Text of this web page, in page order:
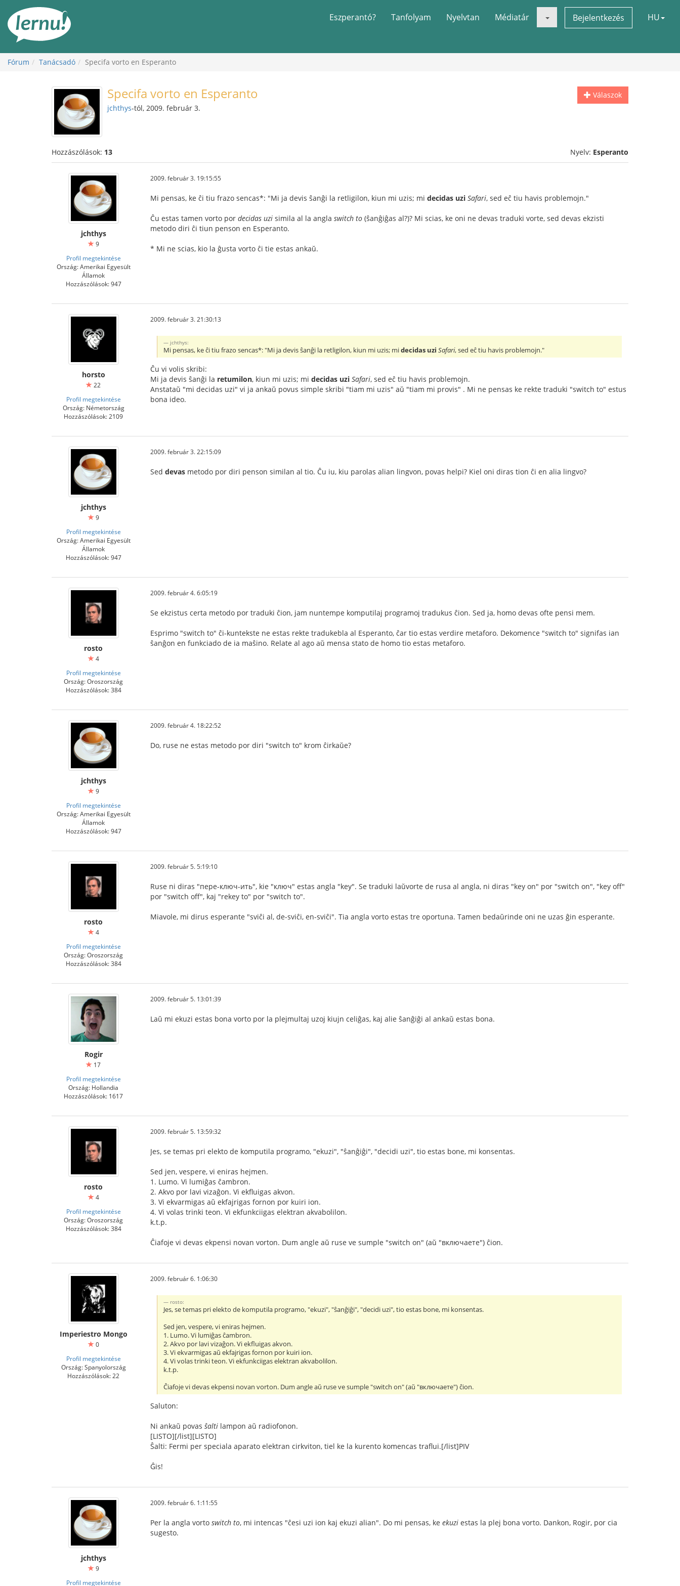
Eszperantó? Tanfolyam Nyelvtan Médiatár Bejelentkezés HU
Fórum Tanácsadó Specifa vorto en Esperanto
Válaszok
Specifa vorto en Esperanto
jchthys-tól, 2009. február 3.
Hozzászólások: 13 Nyelv: Esperanto
jchthys
9
Profil megtekintése
Ország: Amerikai Egyesült
Államok
Hozzászólások: 947
2009. február 3. 19:15:55
Mi pensas, ke ĉi tiu frazo sencas*: "Mi ja devis ŝanĝi la retligilon, kiun mi uzis; mi decidas uzi Safari, sed eĉ tiu havis problemojn."
Ĉu estas tamen vorto por decidas uzi simila al la angla switch to (ŝanĝiĝas al?)? Mi scias, ke oni ne devas traduki vorte, sed devas ekzisti
metodo diri ĉi tiun penson en Esperanto.
* Mi ne scias, kio la ĝusta vorto ĉi tie estas ankaŭ.
horsto
22
Profil megtekintése
Ország: Németország
Hozzászólások: 2109
2009. február 3. 21:30:13
jchthys:
Mi pensas, ke ĉi tiu frazo sencas*: "Mi ja devis ŝanĝi la retligilon, kiun mi uzis; midecidas uzi Safari, sed eĉ tiu havis problemojn."
Ĉu vi volis skribi:
Mi ja devis ŝanĝi la retumilon, kiun mi uzis; mi decidas uzi Safari, sed eĉ tiu havis problemojn.
Anstataŭ "mi decidas uzi" vi ja ankaŭ povus simple skribi "tiam mi uzis" aŭ "tiam mi provis" . Mi ne pensas ke rekte traduki "switch to" estus
bona ideo.
jchthys
9
Profil megtekintése
Ország: Amerikai Egyesült
Államok
Hozzászólások: 947
2009. február 3. 22:15:09
Sed devas metodo por diri penson similan al tio. Ĉu iu, kiu parolas alian lingvon, povas helpi? Kiel oni diras tion ĉi en alia lingvo?
rosto
4
Profil megtekintése
Ország: Oroszország
Hozzászólások: 384
2009. február 4. 6:05:19
Se ekzistus certa metodo por traduki ĉion, jam nuntempe komputilaj programoj tradukus ĉion. Sed ja, homo devas ofte pensi mem.
Esprimo "switch to" ĉi-kuntekste ne estas rekte tradukebla al Esperanto, ĉar tio estas verdire metaforo. Dekomence "switch to" signifas ian
ŝanĝon en funkciado de ia maŝino. Relate al ago aŭ mensa stato de homo tio estas metaforo.
jchthys
9
Profil megtekintése
Ország: Amerikai Egyesült
Államok
Hozzászólások: 947
2009. február 4. 18:22:52
Do, ruse ne estas metodo por diri "switch to" krom ĉirkaŭe?
rosto
4
Profil megtekintése
Ország: Oroszország
Hozzászólások: 384
2009. február 5. 5:19:10
Ruse ni diras "пере-ключ-ить", kie "ключ" estas angla "key". Se traduki laŭvorte de rusa al angla, ni diras "key on" por "switch on", "key off"
por "switch off", kaj "rekey to" por "switch to".
Miavole, mi dirus esperante "sviĉi al, de-sviĉi, en-sviĉi". Tia angla vorto estas tre oportuna. Tamen bedaŭrinde oni ne uzas ĝin esperante.
Rogir
17
Profil megtekintése
Ország: Hollandia
Hozzászólások: 1617
2009. február 5. 13:01:39
Laŭ mi ekuzi estas bona vorto por la plejmultaj uzoj kiujn celiĝas, kaj alie ŝanĝiĝi al ankaŭ estas bona.
rosto
4
Profil megtekintése
Ország: Oroszország
Hozzászólások: 384
2009. február 5. 13:59:32
Jes, se temas pri elekto de komputila programo, "ekuzi", "ŝanĝiĝi", "decidi uzi", tio estas bone, mi konsentas.
Sed jen, vespere, vi eniras hejmen.
1. Lumo. Vi lumiĝas ĉambron.
2. Akvo por lavi vizaĝon. Vi ekfluigas akvon.
3. Vi ekvarmigas aŭ ekfajrigas fornon por kuiri ion.
4. Vi volas trinki teon. Vi ekfunkciigas elektran akvabolilon.
k.t.p.
Ĉiafoje vi devas ekpensi novan vorton. Dum angle aŭ ruse ve sumple "switch on" (aŭ "включаете") ĉion.
Imperiestro Mongo
0
Profil megtekintése
Ország: Spanyolország
Hozzászólások: 22
2009. február 6. 1:06:30
rosto:
Jes, se temas pri elekto de komputila programo, "ekuzi", "ŝanĝiĝi", "decidi uzi", tio estas bone, mi konsentas.
Sed jen, vespere, vi eniras hejmen.
1. Lumo. Vi lumiĝas ĉambron.
2. Akvo por lavi vizaĝon. Vi ekfluigas akvon.
3. Vi ekvarmigas aŭ ekfajrigas fornon por kuiri ion.
4. Vi volas trinki teon. Vi ekfunkciigas elektran akvabolilon.
k.t.p.
Ĉiafoje vi devas ekpensi novan vorton. Dum angle aŭ ruse ve sumple "switch on" (aŭ "включаете") ĉion.
Saluton:
Ni ankaŭ povas ŝalti lampon aŭ radiofonon.
[LISTO][/list][LISTO]
Ŝalti: Fermi per speciala aparato elektran cirkviton, tiel ke la kurento komencas traflui.[/list]PIV
Ĝis!
jchthys
9
Profil megtekintése
2009. február 6. 1:11:55
Per la angla vorto switch to, mi intencas "ĉesi uzi ion kaj ekuzi alian". Do mi pensas, ke ekuzi estas la plej bona vorto. Dankon, Rogir, por cia
sugesto.